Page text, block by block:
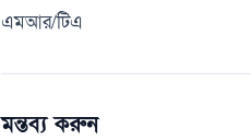
এমআর/টিএ
মন্তব্য করুন